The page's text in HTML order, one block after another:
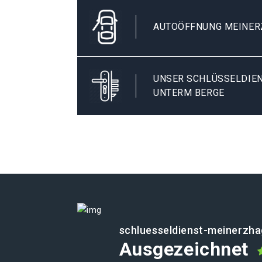
AUTOÖFFNUNG
UNSER
UNTERM BERGE
schluesseldienst-
Ausgezeichnet